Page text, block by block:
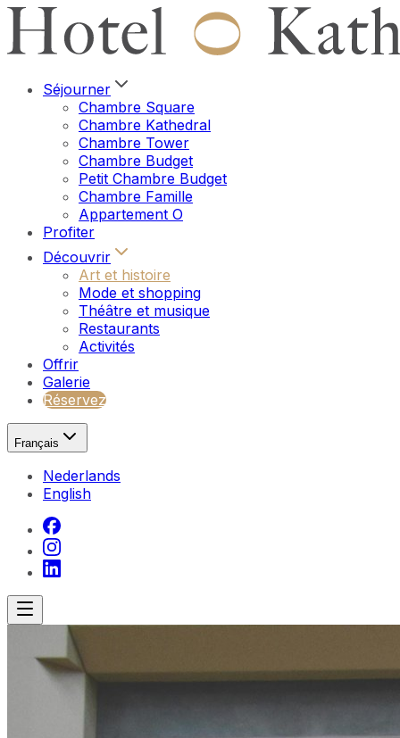
Séjourner
Chambre Square
Chambre Kathedral
Chambre Tower
Chambre Budget
Petit Chambre Budget
Chambre Famille
Appartement O
Profiter
Découvrir
Art et histoire
Mode et shopping
Théâtre et musique
Restaurants
Activités
Offrir
Galerie
Réservez
Français
Nederlands
English